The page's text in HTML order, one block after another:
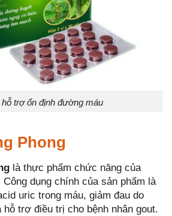
hỗ trợ ổn định đường máu
Phong
là thực phẩm chức năng của
dụng chính của sản phẩm là
uric trong máu, giảm đau do
hỗ trợ điều trị cho bệnh nhân gout.